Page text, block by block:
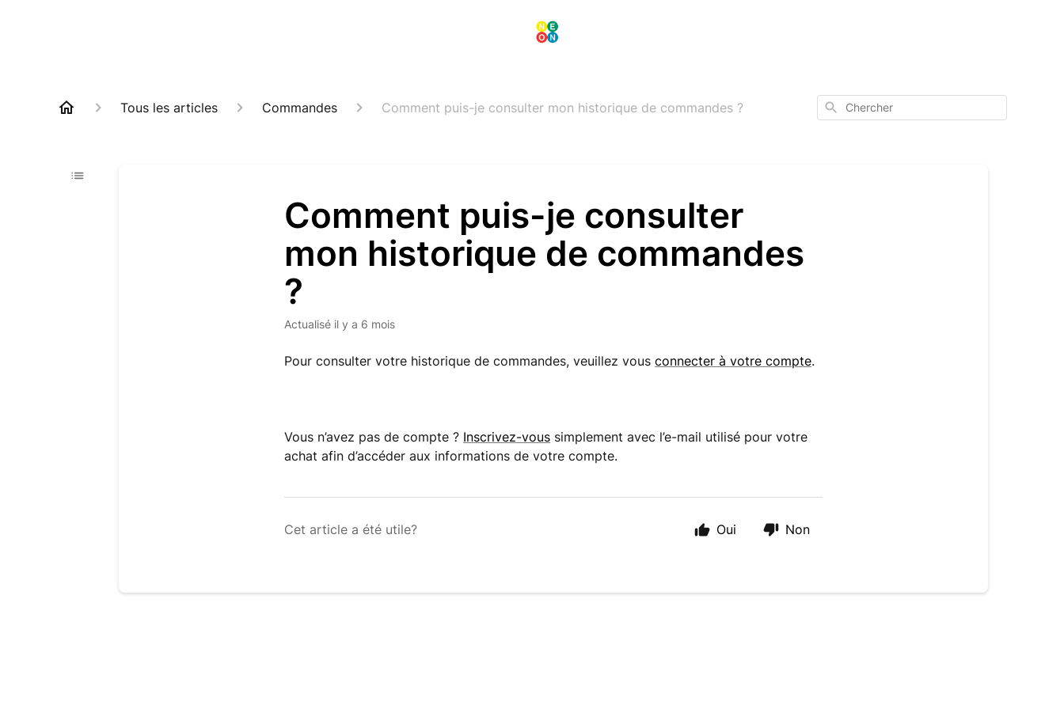
Tous les articles Commandes Comment puis-je consulter mon historique de commandes ? Chercher
Comment puis-je consulter
mon historique de commandes
?
Actualisé il y a 6 mois
Pour consulter votre historique de commandes, veuillez vousconnecter à votre compte.
Vous n’avez pas de compte ? Inscrivez-vous simplement avec l’e-mail utilisé pour votre
achat afin d’accéder aux informations de votre compte.
Cet article a été utile? Oui Non